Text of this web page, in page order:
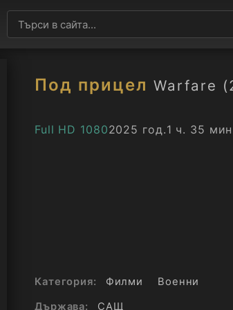
Под прицел Warfare
Full HD 10802025 год.1 ч. 35
Категория: Филми
Военни
Държава:
САЩ